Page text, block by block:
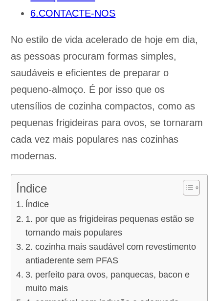
6.CONTACTE-NOS
No estilo de vida acelerado de hoje em dia,
as pessoas procuram formas simples,
saudáveis e eficientes de preparar o
pequeno-almoço. É por isso que os
utensílios de cozinha compactos, como as
pequenas frigideiras para ovos, se tornaram
cada vez mais populares nas cozinhas
modernas.
Índice
Índice
1. por que as frigideiras pequenas estão se
tornando mais populares
2. cozinha mais saudável com revestimento
antiaderente sem PFAS
3. perfeito para ovos, panquecas, bacon e
muito mais